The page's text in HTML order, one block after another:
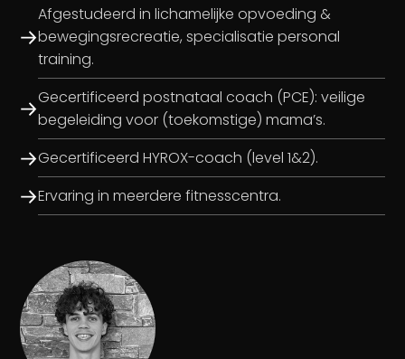
Afgestudeerd in lichamelijke opvoeding &
bewegingsrecreatie, specialisatie personal
training.
Gecertificeerd postnataal coach (PCE): veilige
begeleiding voor (toekomstige) mama’s.
Gecertificeerd HYROX-coach (level 1&2).
Ervaring in meerdere fitnesscentra.